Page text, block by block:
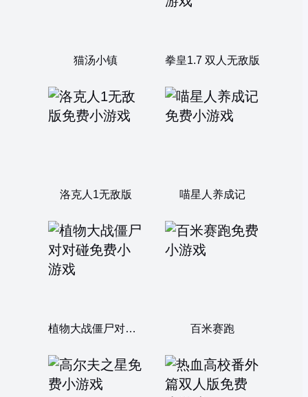
猫汤小镇 拳皇1.7 双人无敌版
洛克人1无敌版 喵星人养成记
植物大战僵尸对对碰 百米赛跑